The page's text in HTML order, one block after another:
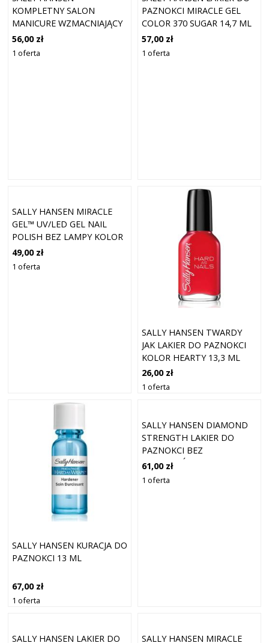
KOMPLETNY SALON
MANICURE WZMACNIAJĄCY
LAKIER DO PAZNOKCI
KOLOR ŚLIWKOWY THE
56,00 zł
1 oferta
PAZNOKCI MIRACLE GEL
COLOR 370 SUGAR 14,7 ML
57,00 zł
1 oferta
SALLY HANSEN MIRACLE
GEL™ UV/LED GEL NAIL
POLISH BEZ LAMPY KOLOR
363 PEACHES & DREAM 14,7
ML
49,00 zł
1 oferta
SALLY HANSEN TWARDY
JAK LAKIER DO PAZNOKCI
KOLOR HEARTY 13,3 ML
26,00 zł
1 oferta
SALLY HANSEN KURACJA DO
PAZNOKCI 13 ML
67,00 zł
1 oferta
SALLY HANSEN DIAMOND
STRENGTH LAKIER DO
PAZNOKCI BEZ
ODPRYSKÓW O
DŁUGOTRWAŁYM
61,00 zł
1 oferta
SALLY HANSEN LAKIER DO SALLY HANSEN MIRACLE